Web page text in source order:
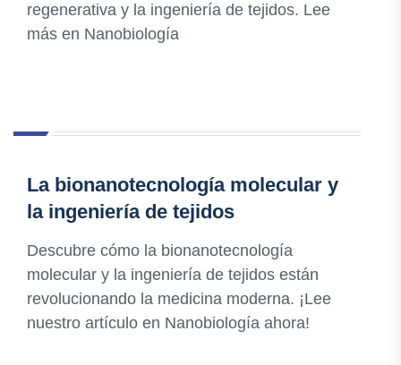
regenerativa y la ingeniería de tejidos. Lee
más en Nanobiología
La bionanotecnología molecular y
la ingeniería de tejidos
Descubre cómo la bionanotecnología
molecular y la ingeniería de tejidos están
revolucionando la medicina moderna. ¡Lee
nuestro artículo en Nanobiología ahora!